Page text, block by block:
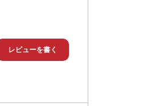
レビューを書く